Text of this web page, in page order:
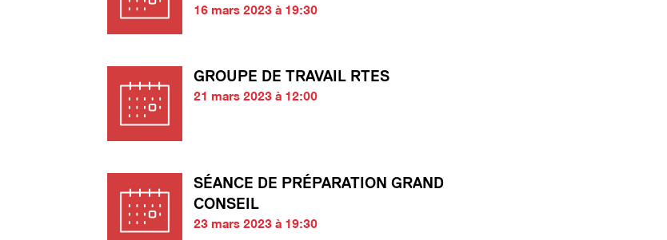
16 mars 2023 à 19:30
GROUPE DE TRAVAIL RTES
21 mars 2023 à 12:00
SÉANCE DE PRÉPARATION GRAND
CONSEIL
23 mars 2023 à 19:30